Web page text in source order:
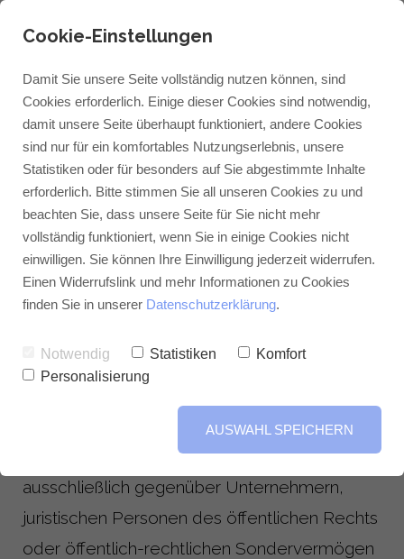
Allgemeine
Geschäftsbedinungen
§ 1 Geltungsbereich
Diese Verkaufsbedingungen gelten
ausschließlich gegenüber Unternehmern,
juristischen Personen des öffentlichen Rechts
oder öffentlich-rechtlichen Sondervermögen
Cookie-Einstellungen
Damit Sie unsere Seite vollständig nutzen können, sind
Cookies erforderlich. Einige dieser Cookies sind notwendig,
damit unsere Seite überhaupt funktioniert, andere Cookies
sind nur für ein komfortables Nutzungserlebnis, unsere
Statistiken oder für besonders auf Sie abgestimmte Inhalte
erforderlich. Bitte stimmen Sie all unseren Cookies zu und
beachten Sie, dass unsere Seite für Sie nicht mehr
vollständig funktioniert, wenn Sie in einige Cookies nicht
einwilligen. Sie können Ihre Einwilligung jederzeit widerrufen.
Einen Widerrufslink und mehr Informationen zu Cookies
finden Sie in unserer Datenschutzerklärung.
Notwendig Statistiken
Komfort
Personalisierung
AUSWAHL SPEICHERN